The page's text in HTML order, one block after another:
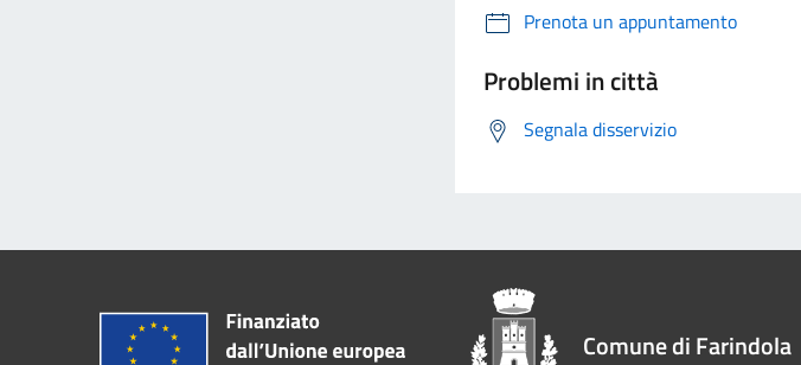
Prenota un appuntamento
Problemi in città
Segnala disservizio
Comune di Farindola